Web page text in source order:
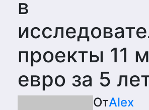
в
проекты 11
евро за 5
ОтAlex